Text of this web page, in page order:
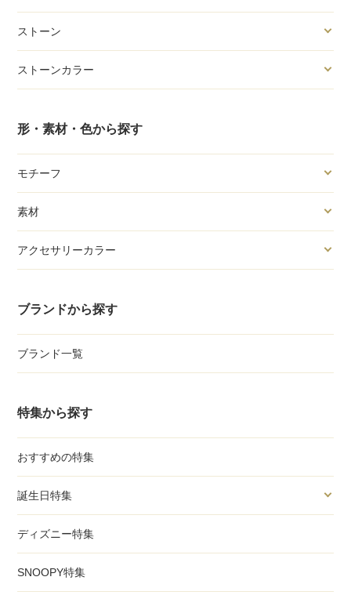
ストーン
ストーンカラー
形・素材・色から探す
モチーフ
素材
アクセサリーカラー
ブランドから探す
ブランド一覧
特集から探す
おすすめの特集
誕生日特集
ディズニー特集
SNOOPY特集